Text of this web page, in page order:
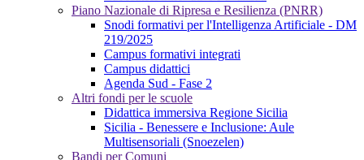
Piano Nazionale di Ripresa e Resilienza (PNRR)
Snodi formativi per l'Intelligenza Artificiale - DM
219/2025
Campus formativi integrati
Campus didattici
Agenda Sud - Fase 2
Altri fondi per le scuole
Didattica immersiva Regione Sicilia
Sicilia - Benessere e Inclusione: Aule
Multisensoriali (Snoezelen)
Bandi per Comuni